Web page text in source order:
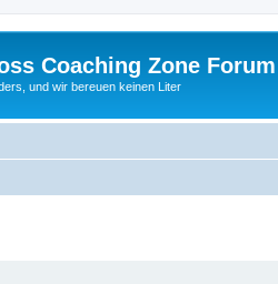
Coaching Zone Forum
und wir bereuen keinen Liter